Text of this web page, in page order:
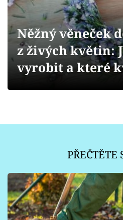
Přihlášení
Sledujte nás
Něžný věneček
z živých květin:
vyrobit a které
PŘEČTĚTE